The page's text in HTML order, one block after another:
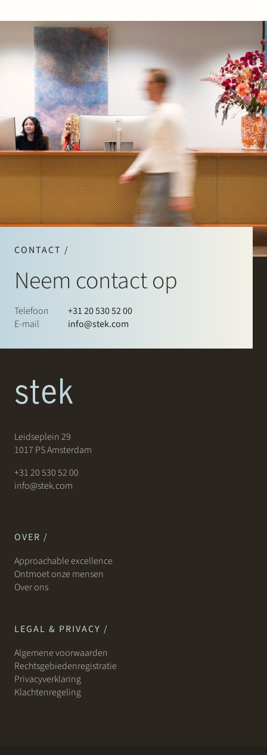
CONTACT /
Neem contact op
Telefoon
+31 20 530 52 00
E-mail
info@stek.com
Leidseplein 29
1017 PS Amsterdam
+31 20 530 52 00
info@stek.com
OVER /
Approachable excellence
Ontmoet onze mensen
Over ons
LEGAL & PRIVACY /
Algemene voorwaarden
Rechtsgebiedenregistratie
Privacyverklaring
Klachtenregeling